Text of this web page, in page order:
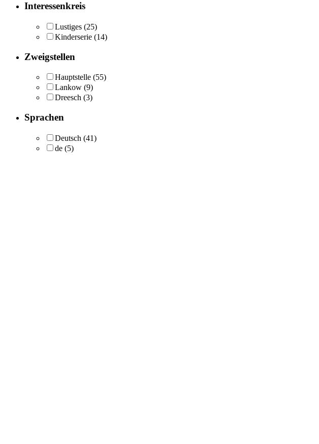
Interessenkreis
Lustiges (25)
Kinderserie (14)
Zweigstellen
Hauptstelle (55)
Lankow (9)
Dreesch (3)
Sprachen
Deutsch (41)
de (5)